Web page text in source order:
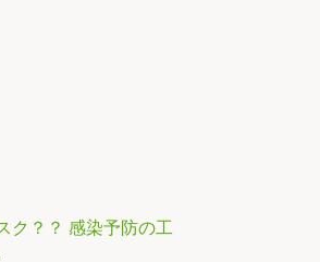
ク？？ 感染予防の工